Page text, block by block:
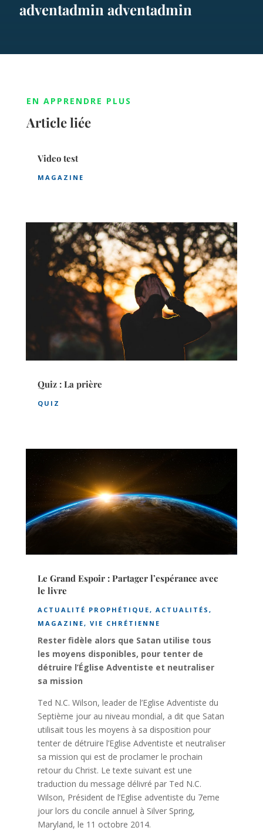
adventadmin adventadmin
EN APPRENDRE PLUS
Article liée
Video test
MAGAZINE
Quiz : La prière
QUIZ
Le Grand Espoir : Partager l’espérance avec
le livre
ACTUALITÉ PROPHÉTIQUE, ACTUALITÉS ,
MAGAZINE, VIE CHRÉTIENNE
Rester fidèle alors que Satan utilise tous
les moyens disponibles, pour tenter de
détruire l’Église Adventiste et neutraliser
sa mission
Ted N.C. Wilson, leader de l’Eglise Adventiste du
Septième jour au niveau mondial, a dit que Satan
utilisait tous les moyens à sa disposition pour
tenter de détruire l’Eglise Adventiste et neutraliser
sa mission qui est de proclamer le prochain
retour du Christ. Le texte suivant est une
traduction du message délivré par Ted N.C.
Wilson, Président de l’Eglise adventiste du 7eme
jour lors du concile annuel à Silver Spring,
Maryland, le 11 octobre 2014.